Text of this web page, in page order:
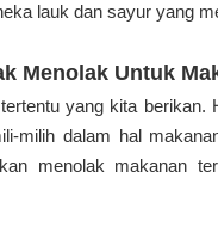
lauk dan sayur yang
Menolak Untuk
yang kita berikan.
milih dalam hal
menolak makanan